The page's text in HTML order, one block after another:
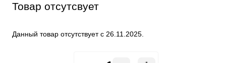
Товар отсутсвует
Данный товар отсутствует с 26.11.2025.